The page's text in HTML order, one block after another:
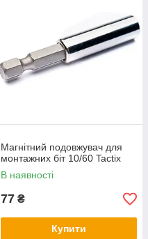
Магнітний подовжувач для
монтажних біт 10/60 Tactix
В наявності
77 ₴
Купити